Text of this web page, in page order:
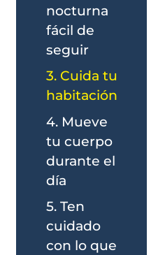
nocturna
fácil de
seguir
3. Cuida tu
habitación
4. Mueve
tu cuerpo
durante el
día
5. Ten
cuidado
con lo que